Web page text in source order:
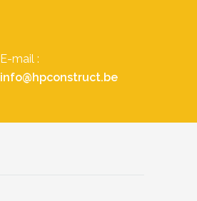
E-mail :
info@hpconstruct.be